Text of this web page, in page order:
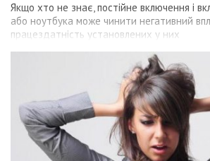
Якщо хто не знає, постійне включення і
або ноутбука може чинити негативний
працездатність установлених у них